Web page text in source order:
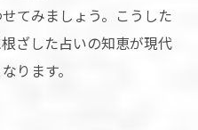
てみましょう。こうした
ざした占いの知恵が現代
ります。